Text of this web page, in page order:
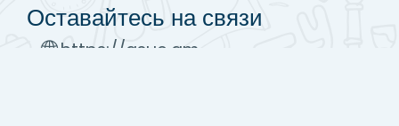
Оставайтесь на связи
https://asue.am